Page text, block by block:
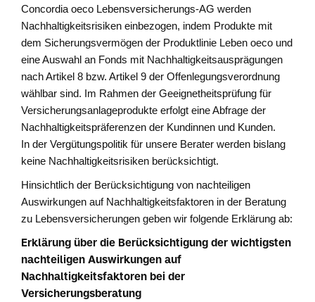
Concordia oeco Lebensversicherungs-AG werden
Nachhaltigkeitsrisiken einbezogen, indem Produkte mit
dem Sicherungsvermögen der Produktlinie Leben oeco und
eine Auswahl an Fonds mit Nachhaltigkeitsausprägungen
nach Artikel 8 bzw. Artikel 9 der Offenlegungsverordnung
wählbar sind. Im Rahmen der Geeignetheitsprüfung für
Versicherungsanlageprodukte erfolgt eine Abfrage der
Nachhaltigkeitspräferenzen der Kundinnen und Kunden.
In der Vergütungspolitik für unsere Berater werden bislang
keine Nachhaltigkeitsrisiken berücksichtigt.
Hinsichtlich der Berücksichtigung von nachteiligen
Auswirkungen auf Nachhaltigkeitsfaktoren in der Beratung
zu Lebensversicherungen geben wir folgende Erklärung ab:
Erklärung über die Berücksichtigung der wichtigsten
nachteiligen Auswirkungen auf
Nachhaltigkeitsfaktoren bei der
Versicherungsberatung